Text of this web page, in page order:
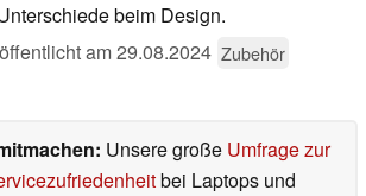
beim Design.
am29.08.2024 Zubehör
Unsere große Umfrage zur
bei Laptops und